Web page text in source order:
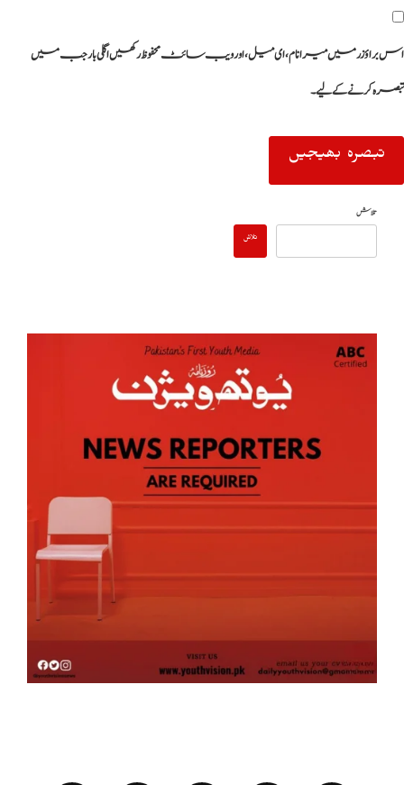
اس براؤزر میں میرا نام، ای میل، اور ویب سائٹ محفوظ رکھیں اگلی بار جب میں
تبصرہ کرنے کےلیے۔
تلاش
تلاش